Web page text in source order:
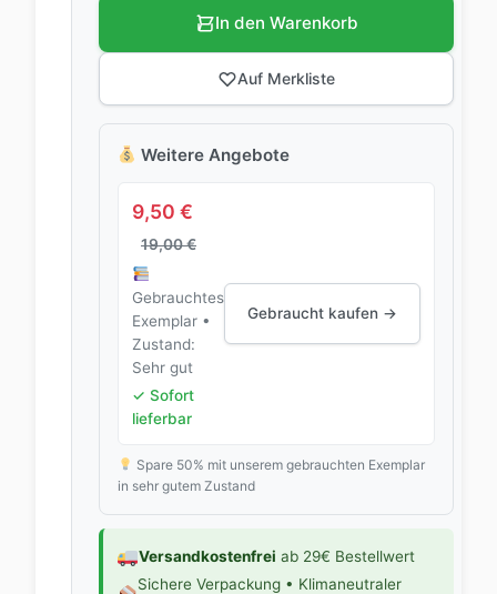
In den Warenkorb
Auf Merkliste
Weitere Angebote
9,50 €
19,00€
Gebrauchtes
Exemplar •
Zustand:
Sehr gut
✓ Sofort
lieferbar
Gebraucht kaufen →
Spare 50% mit unserem gebrauchten Exemplar
in sehr gutem Zustand
Versandkostenfrei ab 29€ Bestellwert
Sichere Verpackung • Klimaneutraler